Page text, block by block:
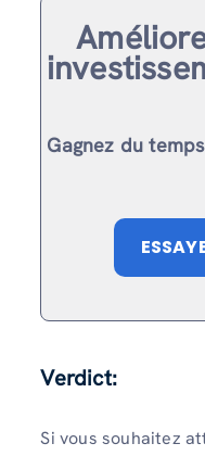
Gagnez du
Verdict:
Si vous souhaitez